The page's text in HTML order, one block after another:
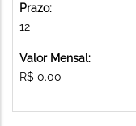
Prazo:
12
Valor Mensal:
R$ 0.00